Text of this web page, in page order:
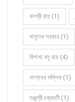
বনশ্রী রায় (1)
বাসুদেব সরকার (1)
বিশাখা বসু রায় (4)
ভাগ্যধর মল্লিক (1)
মঞ্জুশ্রী চক্রবর্তী (1)